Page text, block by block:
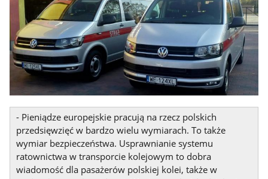
- Pieniądze europejskie pracują na rzecz polskich
przedsięwzięć w bardzo wielu wymiarach. To także
wymiar bezpieczeństwa. Usprawnianie systemu
ratownictwa w transporcie kolejowym to dobra
wiadomość dla pasażerów polskiej kolei, także w